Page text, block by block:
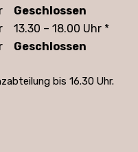
Geschlossen
13.30 – 18.00 Uhr *
Geschlossen
bis 16.30 Uhr.